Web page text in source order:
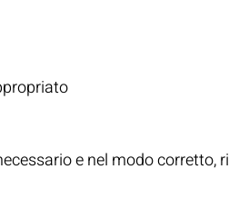
e nel modo corretto,